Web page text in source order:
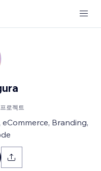
프로젝트
Branding,